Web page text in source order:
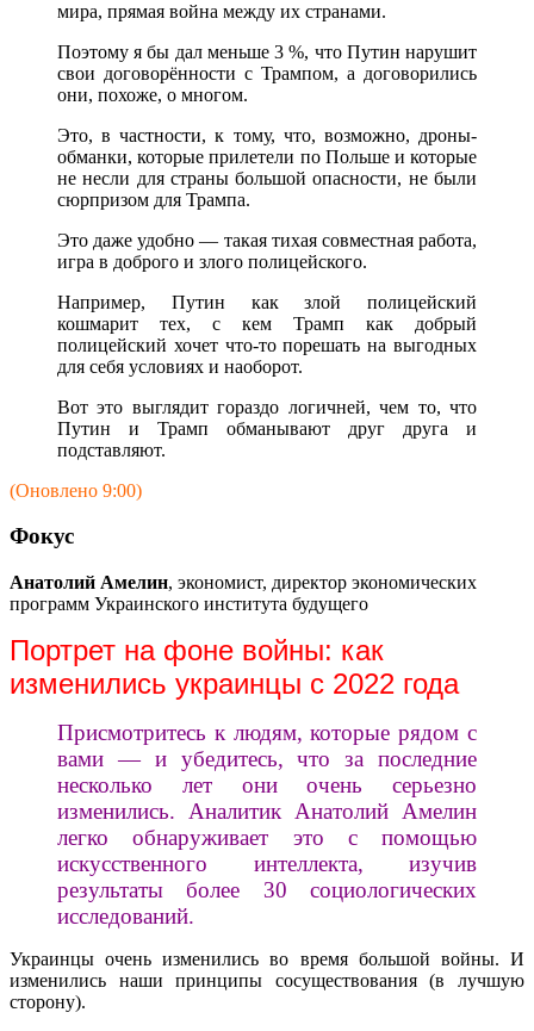
мира, прямая война между их странами.
Поэтому я бы дал меньше 3 %, что Путин нарушит
свои договорённости с Трампом, а договорились
они, похоже, о многом.
Это, в частности, к тому, что, возможно, дроны-
обманки, которые прилетели по Польше и которые
не несли для страны большой опасности, не были
сюрпризом для Трампа.
Это даже удобно — такая тихая совместная работа,
игра в доброго и злого полицейского.
Например, Путин как злой полицейский
кошмарит тех, с кем Трамп как добрый
полицейский хочет что-то порешать на выгодных
для себя условиях и наоборот.
Вот это выглядит гораздо логичней, чем то, что
Путин и Трамп обманывают друг друга и
подставляют.
(Оновлено 9:00)
Фокус
Анатолий Амелин, экономист, директор экономических
программ Украинского института будущего
Портрет на фоне войны: как
изменились украинцы с 2022 года
Присмотритесь к людям, которые рядом с
вами — и убедитесь, что за последние
несколько лет они очень серьезно
изменились. Аналитик Анатолий Амелин
легко обнаруживает это с помощью
искусственного интеллекта, изучив
результаты более 30 социологических
исследований.
Украинцы очень изменились во время большой войны. И
изменились наши принципы сосуществования (в лучшую
сторону).